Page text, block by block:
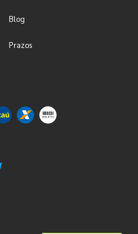
Blog
Prazos